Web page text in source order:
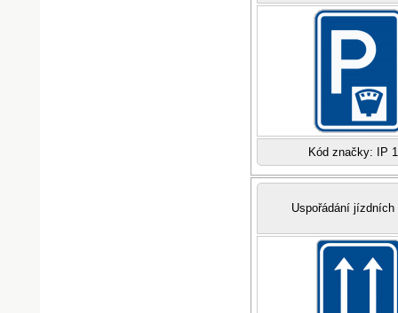
Kód značky: IP
Uspořádání jízdních